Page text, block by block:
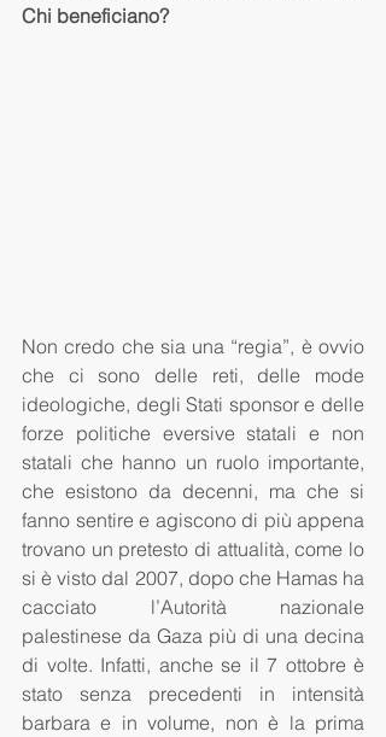
Chi beneficiano?
Non credo che sia una “regia”, è ovvio
che ci sono delle reti, delle mode
ideologiche, degli Stati sponsor e delle
forze politiche eversive statali e non
statali che hanno un ruolo importante,
che esistono da decenni, ma che si
fanno sentire e agiscono di più appena
trovano un pretesto di attualità, come lo
si è visto dal 2007, dopo che Hamas ha
cacciato l’Autorità nazionale
palestinese da Gaza più di una decina
di volte. Infatti, anche se il 7 ottobre è
stato senza precedenti in intensità
barbara e in volume, non è la prima